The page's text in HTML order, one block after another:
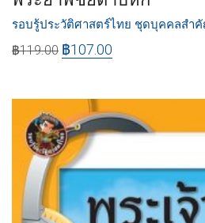
รอบรู้ประวัติศาสตร์ไทย ชุดบุคคลสำ
฿119.00 ฿107.00